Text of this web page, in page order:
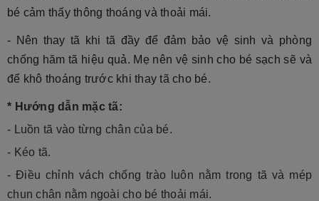
bé cảm thấy thông thoáng và thoải mái.
- Nên thay tã khi tã đầy để đảm bảo vệ sinh và phòng
chống hăm tã hiệu quả. Mẹ nên vệ sinh cho bé sạch sẽ và
để khô thoáng trước khi thay tã cho bé.
* Hướng dẫn mặc tã:
- Luồn tã vào từng chân của bé.
- Kéo tã.
- Điều chỉnh vách chống trào luôn nằm trong tã và mép
chun chân nằm ngoài cho bé thoải mái.